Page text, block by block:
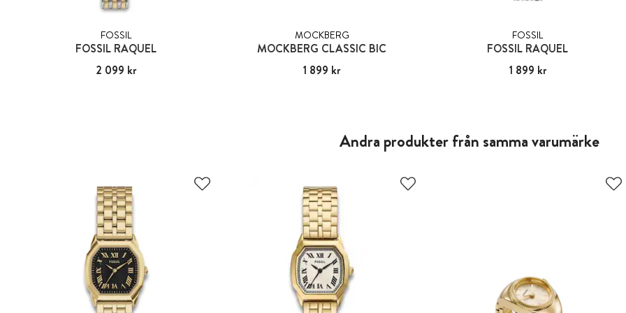
FOSSIL
FOSSIL RAQUEL
Pris :2 099 kr
2 099 kr
MOCKBERG
MOCKBERG CLASSIC BIC
Pris :1 899 kr
1 899 kr
FOSSIL
FOSSIL RAQUEL
Pris :1 899 kr
1 899 kr
Andra produkter från samma varumärke